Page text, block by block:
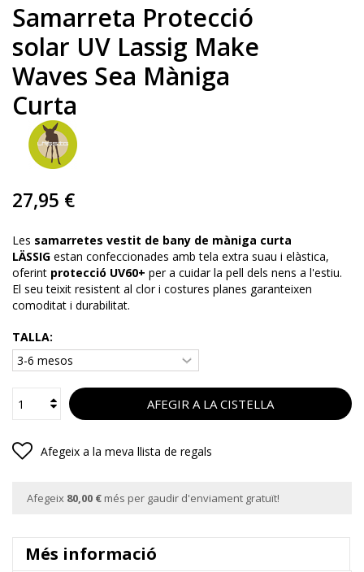
Samarreta Protecció
solar UV Lassig Make
Waves Sea Màniga
Curta
27,95 €
Les samarretes vestit de bany de màniga curta
LÄSSIG estan confeccionades amb tela extra suau i elàstica,
oferint protecció UV60+ per a cuidar la pell dels nens a l'estiu.
El seu teixit resistent al clor i costures planes garanteixen
comoditat i durabilitat.
TALLA:
AFEGIR A LA CISTELLA
Afegeix a la meva llista de regals
Afegeix 80,00 € més per gaudir d'enviament gratuït!
Més informació